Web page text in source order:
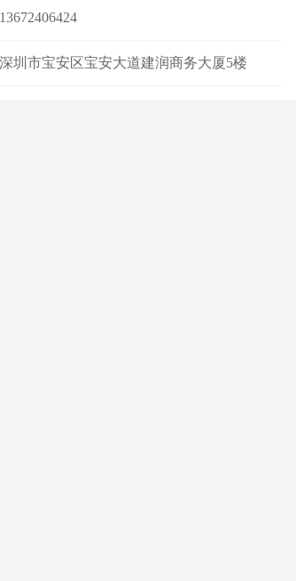
圳市宝安区宝安大道建润商务大厦5楼